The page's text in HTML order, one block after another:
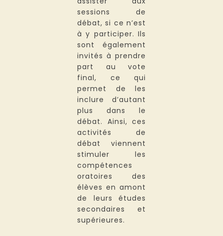
sessions de
débat, si ce n’est
à y participer. Ils
sont également
invités à prendre
part au vote
final, ce qui
permet de les
inclure d’autant
plus dans le
débat. Ainsi, ces
activités de
débat viennent
stimuler les
compétences
oratoires des
élèves en amont
de leurs études
secondaires et
supérieures.